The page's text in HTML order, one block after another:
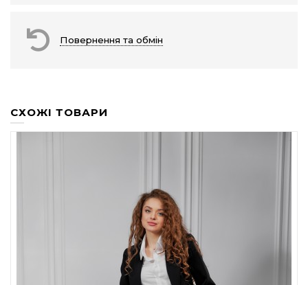
Повернення та обмін
СХОЖІ ТОВАРИ